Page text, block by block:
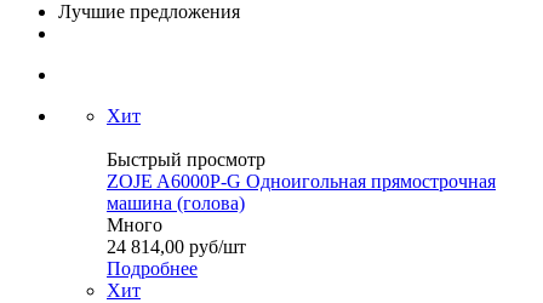
Лучшие предложения
Хит
Быстрый просмотр
ZOJE A6000P-G Одноигольная прямострочная
машина (голова)
Много
24 814,00 руб/шт
Подробнее
Хит